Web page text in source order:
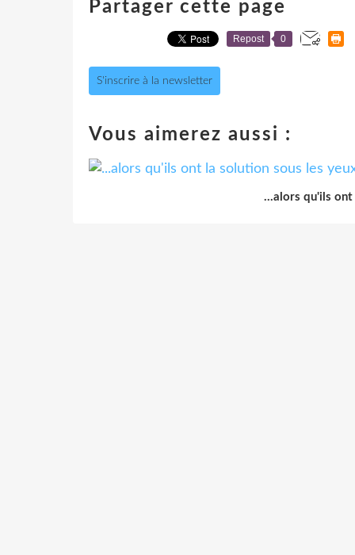
Partager cette page
Repost 0
S'inscrire à la newsletter
Vous aimerez aussi :
...alors qu'ils ont